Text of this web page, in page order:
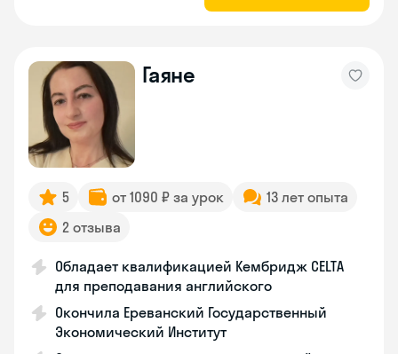
Гаяне
5 от 1090 ₽ за урок
13 лет опыта
2 отзыва
Обладает квалификацией Кембридж CELTA
для преподавания английского
Окончила Ереванский Государственный
Экономический Институт